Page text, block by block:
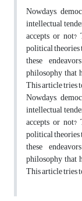
Nowdays,
intellectual
accepts or
political theories
these
philosophy that
This article tries
Nowdays,
intellectual
accepts or
political theories
these
philosophy that
This article tries